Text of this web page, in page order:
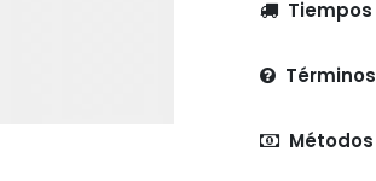
Términos
Métodos